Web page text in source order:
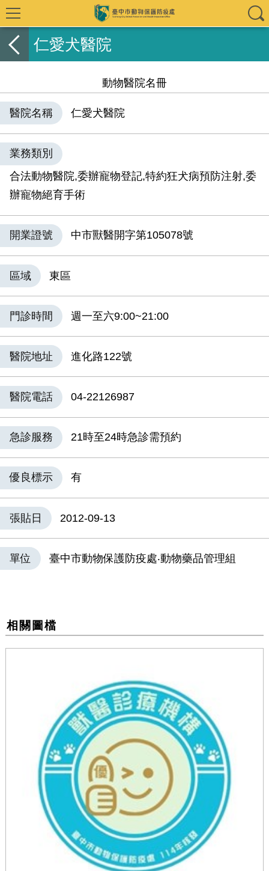
仁愛犬醫院
動物醫院名冊
醫院名稱 仁愛犬醫院
業務類別
合法動物醫院,委辦寵物登記,特約狂犬病預防注射,委
辦寵物絕育手術
開業證號 中市獸醫開字第105078號
區域 東區
門診時間 週一至六9:00~21:00
醫院地址 進化路122號
醫院電話 04-22126987
急診服務 21時至24時急診需預約
優良標示 有
張貼日 2012-09-13
單位 臺中市動物保護防疫處‧動物藥品管理組
相關圖檔